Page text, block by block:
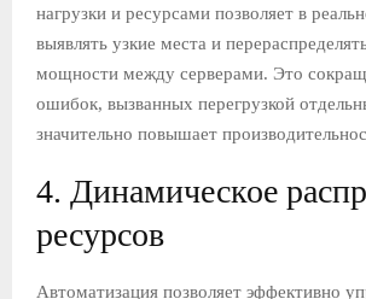
нагрузки и ресурсами позволяет в
выявлять узкие места и
мощности между серверами. Это
ошибок, вызванных перегрузкой
значительно повышает
4. Динамическое
ресурсов
Автоматизация позволяет эффективно